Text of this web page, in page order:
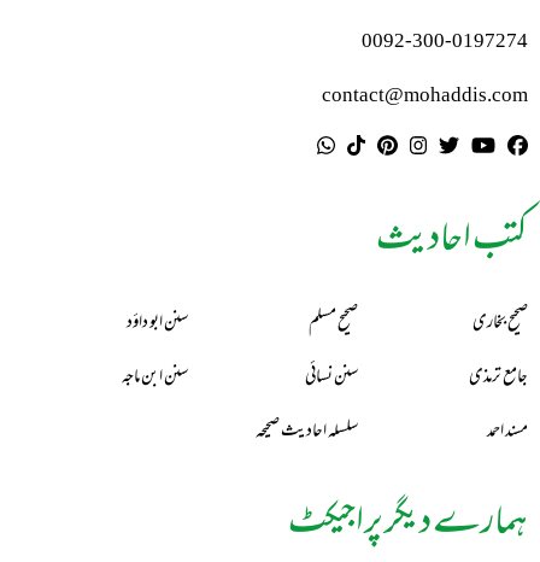
0092-300-0197274
contact@mohaddis.com
کتب احادیث
صحیح بخاری صحیح مسلم
سنن ابو داؤد
جامع ترمذی
سنن نسائی
سنن ابن ماجہ
مسند احمد
سلسلہ احادیث صحیحہ
ہمارے دیگر پراجیکٹ